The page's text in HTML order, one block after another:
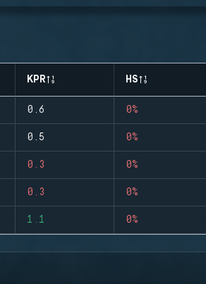
KPR HS
0.6 0%
0.5 0%
0.3 0%
0.3 0%
1.1 0%